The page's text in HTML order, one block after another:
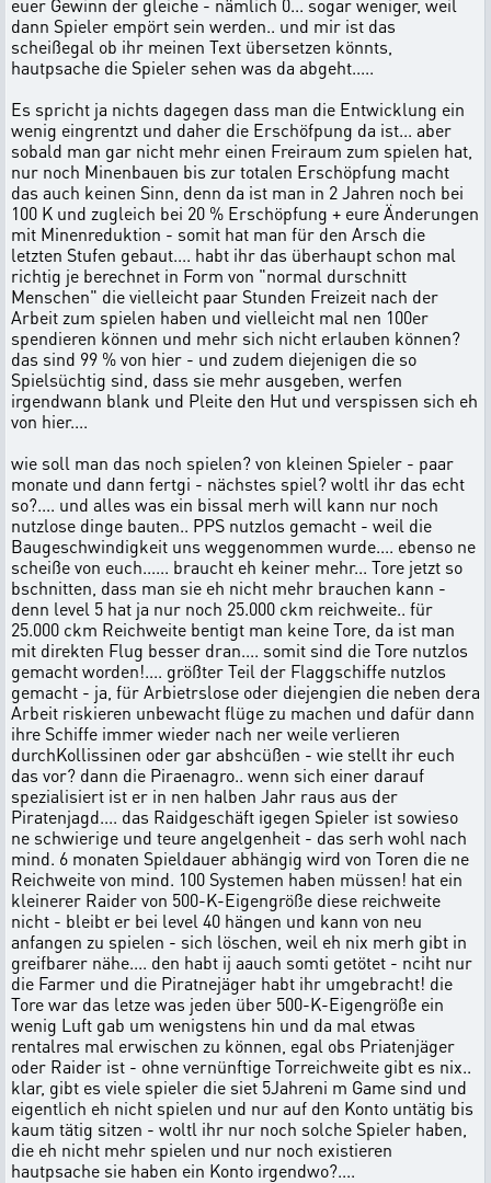
euer Gewinn der gleiche - nämlich 0... sogar weniger, weil
dann Spieler empört sein werden.. und mir ist das
scheißegal ob ihr meinen Text übersetzen könnts,
hautpsache die Spieler sehen was da abgeht.....
Es spricht ja nichts dagegen dass man die Entwicklung ein
wenig eingrentzt und daher die Erschöfpung da ist... aber
sobald man gar nicht mehr einen Freiraum zum spielen hat,
nur noch Minenbauen bis zur totalen Erschöpfung macht
das auch keinen Sinn, denn da ist man in 2 Jahren noch bei
100 K und zugleich bei 20 % Erschöpfung + eure Änderungen
mit Minenreduktion - somit hat man für den Arsch die
letzten Stufen gebaut.... habt ihr das überhaupt schon mal
richtig je berechnet in Form von "normal durschnitt
Menschen" die vielleicht paar Stunden Freizeit nach der
Arbeit zum spielen haben und vielleicht mal nen 100er
spendieren können und mehr sich nicht erlauben können?
das sind 99 % von hier - und zudem diejenigen die so
Spielsüchtig sind, dass sie mehr ausgeben, werfen
irgendwann blank und Pleite den Hut und verspissen sich eh
von hier....
wie soll man das noch spielen? von kleinen Spieler - paar
monate und dann fertgi - nächstes spiel? woltl ihr das echt
so?.... und alles was ein bissal merh will kann nur noch
nutzlose dinge bauten.. PPS nutzlos gemacht - weil die
Baugeschwindigkeit uns weggenommen wurde.... ebenso ne
scheiße von euch...... braucht eh keiner mehr... Tore jetzt so
bschnitten, dass man sie eh nicht mehr brauchen kann -
denn level 5 hat ja nur noch 25.000 ckm reichweite.. für
25.000 ckm Reichweite bentigt man keine Tore, da ist man
mit direkten Flug besser dran.... somit sind die Tore nutzlos
gemacht worden!.... größter Teil der Flaggschiffe nutzlos
gemacht - ja, für Arbietrslose oder diejengien die neben dera
Arbeit riskieren unbewacht flüge zu machen und dafür dann
ihre Schiffe immer wieder nach ner weile verlieren
durchKollissinen oder gar abshcüßen - wie stellt ihr euch
das vor? dann die Piraenagro.. wenn sich einer darauf
spezialisiert ist er in nen halben Jahr raus aus der
Piratenjagd.... das Raidgeschäft igegen Spieler ist sowieso
ne schwierige und teure angelgenheit - das serh wohl nach
mind. 6 monaten Spieldauer abhängig wird von Toren die ne
Reichweite von mind. 100 Systemen haben müssen! hat ein
kleinerer Raider von 500-K-Eigengröße diese reichweite
nicht - bleibt er bei level 40 hängen und kann von neu
anfangen zu spielen - sich löschen, weil eh nix merh gibt in
greifbarer nähe.... den habt ij aauch somti getötet - nciht nur
die Farmer und die Piratnejäger habt ihr umgebracht! die
Tore war das letze was jeden über 500-K-Eigengröße ein
wenig Luft gab um wenigstens hin und da mal etwas
rentalres mal erwischen zu können, egal obs Priatenjäger
oder Raider ist - ohne vernünftige Torreichweite gibt es nix..
klar, gibt es viele spieler die siet 5Jahreni m Game sind und
eigentlich eh nicht spielen und nur auf den Konto untätig bis
kaum tätig sitzen - woltl ihr nur noch solche Spieler haben,
die eh nicht mehr spielen und nur noch existieren
hautpsache sie haben ein Konto irgendwo?....